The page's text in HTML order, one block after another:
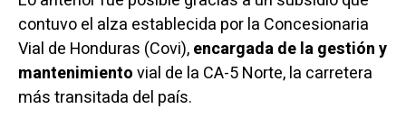
contuvo el alza establecida por la Concesionaria
Vial de Honduras (Covi),encargada de la gestión y
mantenimientovial de la CA-5 Norte, la carretera
más transitada del país.